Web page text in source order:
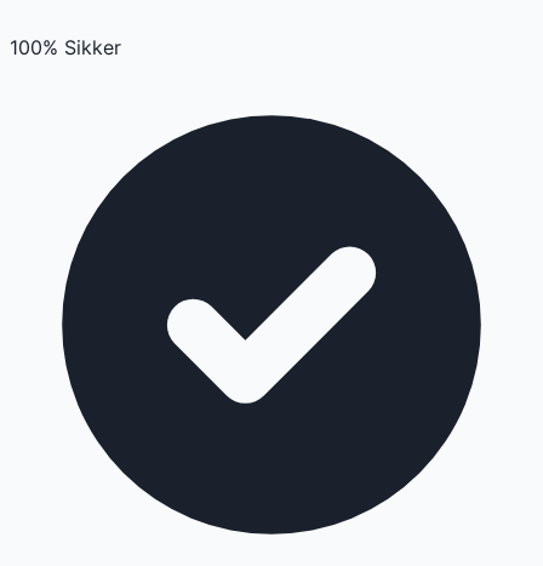
100% Sikker